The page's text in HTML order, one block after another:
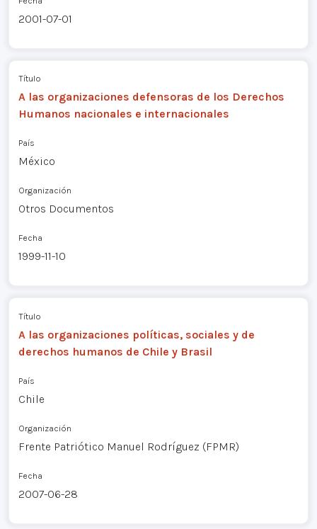
2001-07-01
Título
A las organizaciones defensoras de los Derechos
Humanos nacionales e internacionales
País
México
Organización
Otros Documentos
Fecha
1999-11-10
Título
A las organizaciones políticas, sociales y de
derechos humanos de Chile y Brasil
País
Chile
Organización
Frente Patriótico Manuel Rodríguez (FPMR)
Fecha
2007-06-28